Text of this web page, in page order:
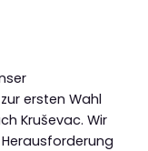
ersten Wahl
Kruševac. Wir